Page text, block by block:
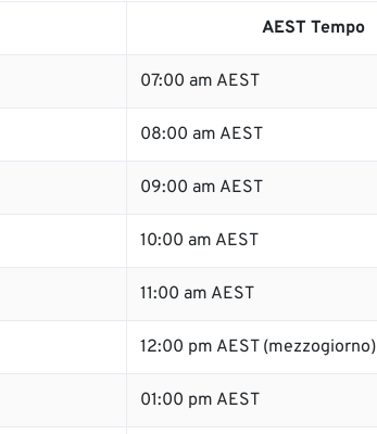
AEST Tempo
07:00 am AEST
08:00 am AEST
09:00 am AEST
10:00 am AEST
11:00 am AEST
12:00 pm AEST (mezzogiorno)
01:00 pm AEST